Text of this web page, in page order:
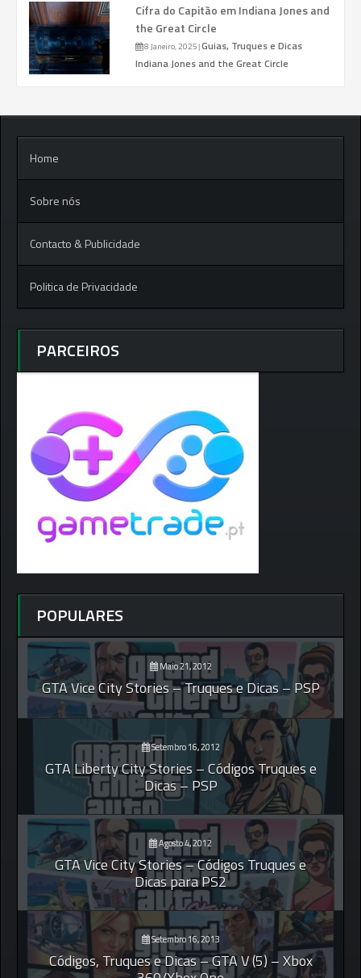
Cifra do Capitão em Indiana Jones and
the Great Circle
8 Janeiro, 2025|Guias, Truques e Dicas
Indiana Jones and the Great Circle
Home
Sobre nós
Contacto & Publicidade
Politica de Privacidade
PARCEIROS
POPULARES
Maio 21, 2012
GTA Vice City Stories – Truques e Dicas – PSP
Setembro 16, 2012
GTA Liberty City Stories – Códigos Truques e
Dicas – PSP
Agosto 4, 2012
GTA Vice City Stories – Códigos Truques e
Dicas para PS2
Setembro 16, 2013
Códigos, Truques e Dicas – GTA V (5) – Xbox